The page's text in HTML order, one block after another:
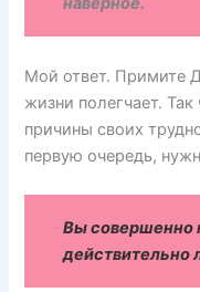
Мой ответ. Примите
жизни полегчает.
причины своих
первую очередь,
Вы совершенно
действительно